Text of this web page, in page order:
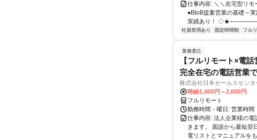
仕事内容: ＼＼在宅型
●BtoB提案営業の基礎～
実績あり！
社員登用あり 固定時間制 フル
業務委託
【フルリモート×電
完全在宅の電話営業
株式会社日本セールスセンタ
時給1,400円～2,000円
フルリモート
勤務時間・曜日: 営業時
仕事内容: 法人企業様の
きます。 面談から最短翌
電リストとマニュアルを